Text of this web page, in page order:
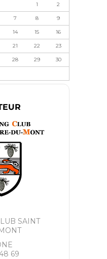
1 2
7 8 9
14 15 16
21 22 23
28 29 30
SAINT
69